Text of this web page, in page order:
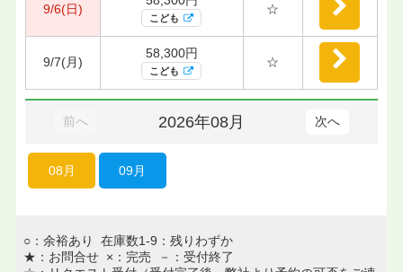
9/6(日)
こども
☆
9/7(月)
58,300円
こども
☆
前へ 2026年08月 次へ
08月 09月
○：余裕あり 在庫数1-9：残りわずか
★：お問合せ ×：完売 －：受付終了